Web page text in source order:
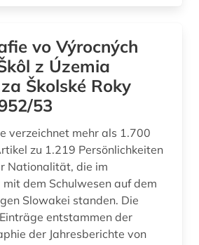
vo Výrocných
z Územia
Školské Roky
53
verzeichnet mehr als 1.700
zu 1.219 Persönlichkeiten
Nationalität, die im
dem Schulwesen auf dem
Slowakei standen. Die
entstammen der
der Jahresberichte von